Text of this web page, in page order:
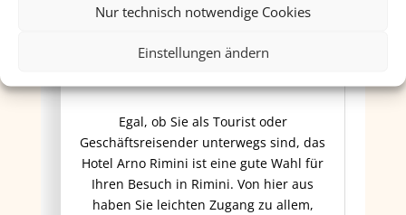
Nur technisch notwendige Cookies
Einstellungen ändern
Egal, ob Sie als Tourist oder
Geschäftsreisender unterwegs sind, das
Hotel Arno Rimini ist eine gute Wahl für
Ihren Besuch in Rimini. Von hier aus
haben Sie leichten Zugang zu allem,